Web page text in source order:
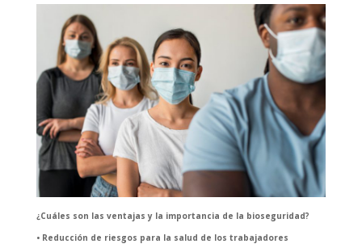
¿Cuáles son las ventajas y la importancia de la bioseguridad?
• Reducción de riesgos para la salud de los trabajadores